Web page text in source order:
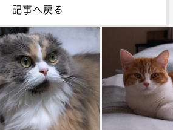
記事へ戻る